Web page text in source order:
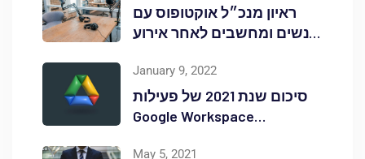
ראיון מנכ״ל אוקטופוס עם
אנשים ומחשבים לאחר אירוע
January 9, 2022
סיכום שנת 2021 של פעילות
Google Workspace
May 5, 2021